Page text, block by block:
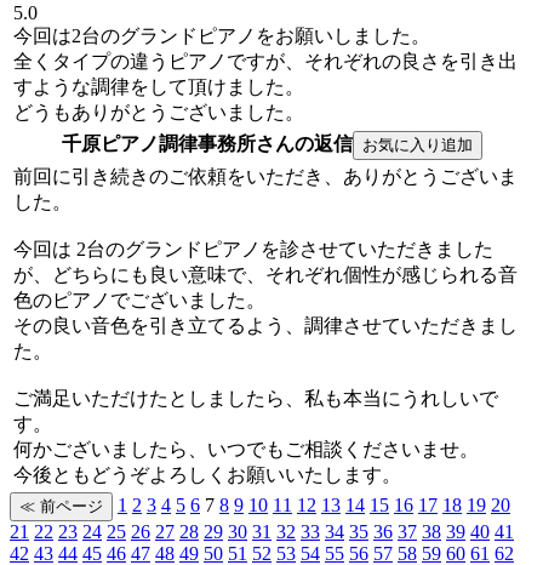
5.0
今回は2台のグランドピアノをお願いしました。
全くタイプの違うピアノですが、それぞれの良さを引き出
すような調律をして頂けました。
どうもありがとうございました。
千原ピアノ調律事務所さんの返信
前回に引き続きのご依頼をいただき、ありがとうございま
した。
今回は 2台のグランドピアノを診させていただきました
が、どちらにも良い意味で、それぞれ個性が感じられる音
色のピアノでございました。
その良い音色を引き立てるよう、調律させていただきまし
た。
ご満足いただけたとしましたら、私も本当にうれしいで
す。
何かございましたら、いつでもご相談くださいませ。
今後ともどうぞよろしくお願いいたします。
1 2 3 4 5 6 7 8 9 10 11 12 13 14 15 16 17 18 19 20
21 22 23 24 25 26 27 28 29 30 31 32 33 34 35 36 37 38 39 40 41
42 43 44 45 46 47 48 49 50 51 52 53 54 55 56 57 58 59 60 61 62